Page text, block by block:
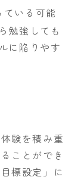
いる可能
勉強しても
に陥りやす
験を積み重
ことができ
標設定」に